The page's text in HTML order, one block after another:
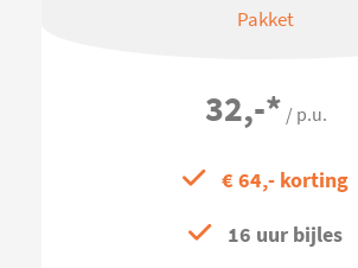
Pakket
32,-* / p.u.
€ 64,- korting
16 uur bijles